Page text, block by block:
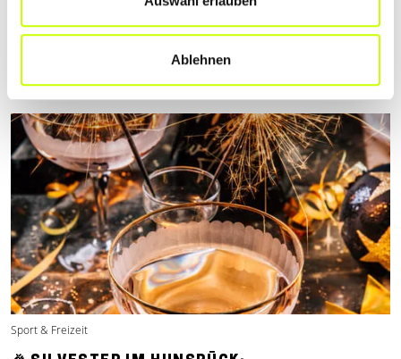
Ablehnen
Wenn das Wetter schlecht ist oder du einfach nicht nach draußen
möchtest, gibt es im Hunsrück viele interessante Indoor-
Sport & Freizeit